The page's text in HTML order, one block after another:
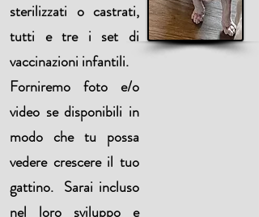
sterilizzati o castrati,
tutti e tre i set di
vaccinazioni infantili.
Forniremo foto e/o
video se disponibili in
modo che tu possa
vedere crescere il tuo
gattino. Sarai incluso
nel loro sviluppo e